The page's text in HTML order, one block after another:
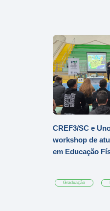
CREF3/SC e
workshop de
em Educação
Graduação